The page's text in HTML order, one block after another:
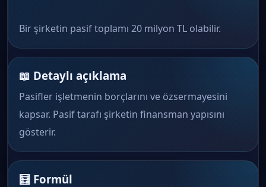
Bir şirketin pasif toplamı 20 milyon TL olabilir.
📖 Detaylı açıklama
Pasifler işletmenin borçlarını ve özsermayesini
kapsar. Pasif tarafı şirketin finansman yapısını
gösterir.
🧮 Formül